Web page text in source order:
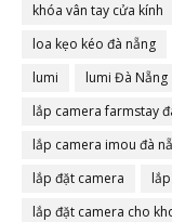
khóa vân tay cửa kính
loa kẹo kéo đà nẵng
lumi
lumi Đà Nẵng
lắp camera farmstay
lắp camera imou đà
lắp đặt camera
lắp đặt camera cho